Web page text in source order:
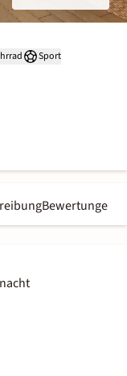
Sport
Bewertungen